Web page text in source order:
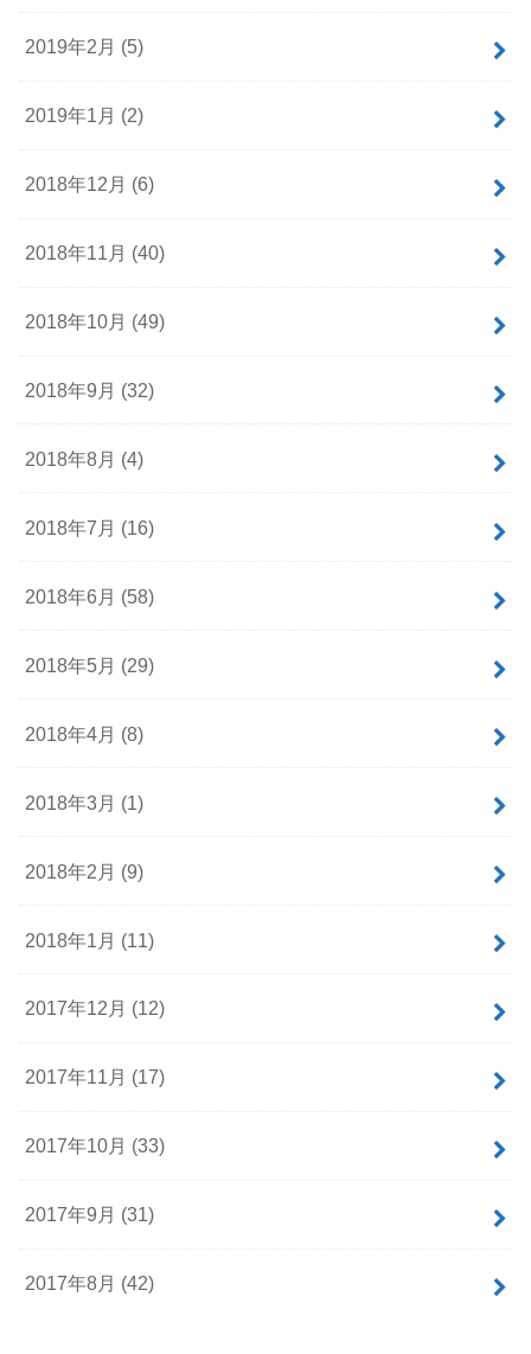
2019年2月 (5)
2019年1月 (2)
2018年12月 (6)
2018年11月 (40)
2018年10月 (49)
2018年9月 (32)
2018年8月 (4)
2018年7月 (16)
2018年6月 (58)
2018年5月 (29)
2018年4月 (8)
2018年3月 (1)
2018年2月 (9)
2018年1月 (11)
2017年12月 (12)
2017年11月 (17)
2017年10月 (33)
2017年9月 (31)
2017年8月 (42)